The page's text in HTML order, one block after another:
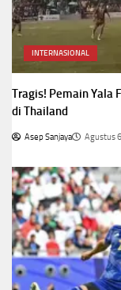
INTERNASIONAL
Tragis! Pemain Yala
di Thailand
Asep Sanjaya Agustus